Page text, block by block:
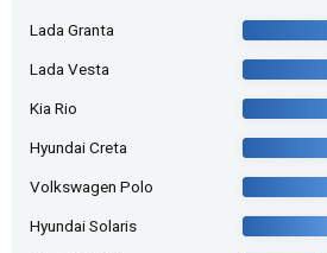
Lada Granta
Lada Vesta
Kia Rio
Hyundai Creta
Volkswagen Polo
Hyundai Solaris